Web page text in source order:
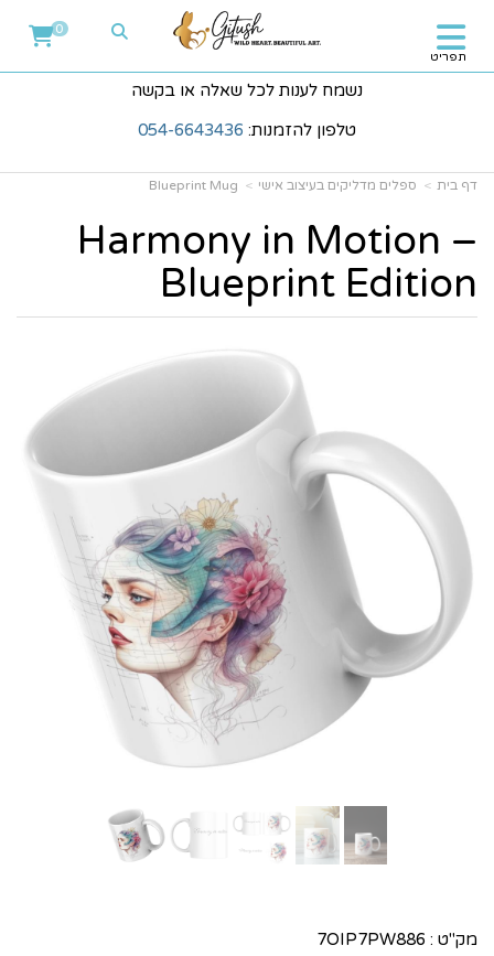
נשמח לענות לכל שאלה או בקשה
טלפון להזמנות: 054-6643436
תפריט
0
דף בית ספלים מדליקים בעיצוב אישי Blueprint Mug
Harmony in Motion –
Blueprint Edition
מק"ט : 7OIP7PW886